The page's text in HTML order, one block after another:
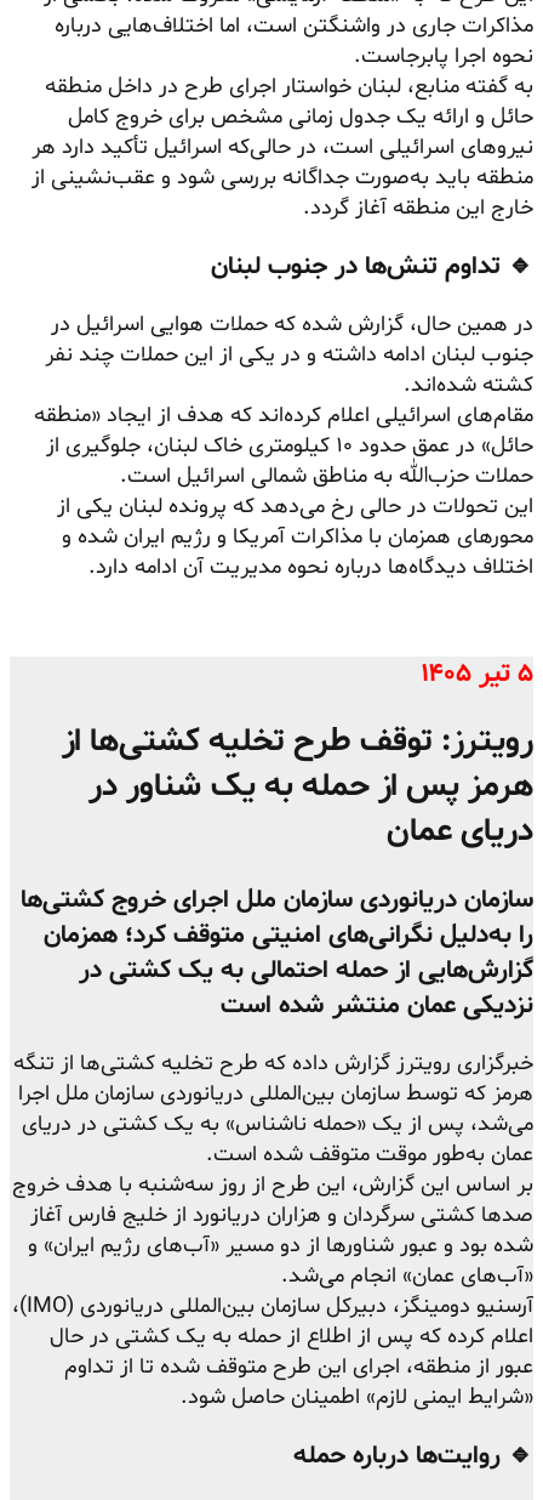
مذاکرات جاری در واشنگتن است، اما اختلاف‌هایی درباره
نحوه اجرا پابرجاست.
به گفته منابع، لبنان خواستار اجرای طرح در داخل منطقه
حائل و ارائه یک جدول زمانی مشخص برای خروج کامل
نیروهای اسرائیلی است، در حالی‌که اسرائیل تأکید دارد هر
منطقه باید به‌صورت جداگانه بررسی شود و عقب‌نشینی از
خارج این منطقه آغاز گردد.
🔹 تداوم تنش‌ها در جنوب لبنان
در همین حال، گزارش شده که حملات هوایی اسرائیل در
جنوب لبنان ادامه داشته و در یکی از این حملات چند نفر
کشته شده‌اند.
مقام‌های اسرائیلی اعلام کرده‌اند که هدف از ایجاد «منطقه
حائل» در عمق حدود ۱۰ کیلومتری خاک لبنان، جلوگیری از
حملات حزب‌الله به مناطق شمالی اسرائیل است.
این تحولات در حالی رخ می‌دهد که پرونده لبنان یکی از
محورهای همزمان با مذاکرات آمریکا و رژیم ایران شده و
اختلاف دیدگاه‌ها درباره نحوه مدیریت آن ادامه دارد.
۵ تیر ۱۴۰۵
رویترز: توقف طرح تخلیه کشتی‌ها از
هرمز پس از حمله به یک شناور در
دریای عمان
سازمان دریانوردی سازمان ملل اجرای خروج کشتی‌ها
را به‌دلیل نگرانی‌های امنیتی متوقف کرد؛ همزمان
گزارش‌هایی از حمله احتمالی به یک کشتی در
نزدیکی عمان منتشر شده است
خبرگزاری رویترز گزارش داده که طرح تخلیه کشتی‌ها از تنگه
هرمز که توسط سازمان بین‌المللی دریانوردی سازمان ملل اجرا
می‌شد، پس از یک «حمله ناشناس» به یک کشتی در دریای
عمان به‌طور موقت متوقف شده است.
بر اساس این گزارش، این طرح از روز سه‌شنبه با هدف خروج
صدها کشتی سرگردان و هزاران دریانورد از خلیج فارس آغاز
شده بود و عبور شناورها از دو مسیر «آب‌های رژیم ایران» و
«آب‌های عمان» انجام می‌شد.
آرسنیو دومینگز، دبیرکل سازمان بین‌المللی دریانوردی (IMO)،
اعلام کرده که پس از اطلاع از حمله به یک کشتی در حال
عبور از منطقه، اجرای این طرح متوقف شده تا از تداوم
«شرایط ایمنی لازم» اطمینان حاصل شود.
🔹 روایت‌ها درباره حمله